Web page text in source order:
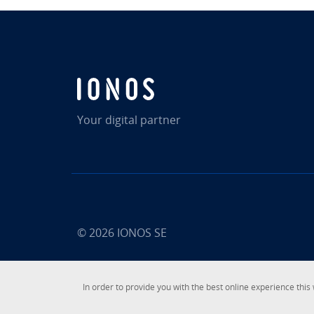
Your digital partner
© 2026 IONOS SE
In order to provide you with the best online experience